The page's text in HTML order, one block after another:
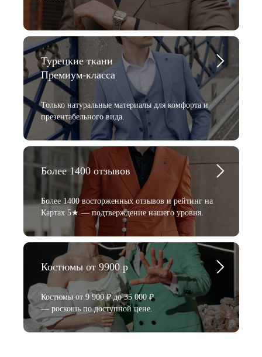
Турецкие ткани
Премиум-класса
Только натуральные материалы для комфорта и
презентабельного вида.
Более 1400 отзывов
Более 1400 восторженных отзывов и рейтинг на
Картах 5★ — подтверждение нашего уровня.
Костюмы от 9900 р
Костюмы от 9 900 ₽ до 35 000 ₽
— роскошь по доступной цене.